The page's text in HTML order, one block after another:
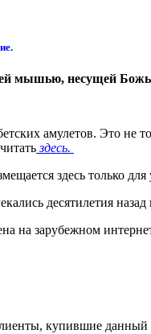
мышью, несущей
амулетов. Это не
здесь.
здесь только
десятилетия
на зарубежном
купившие данный